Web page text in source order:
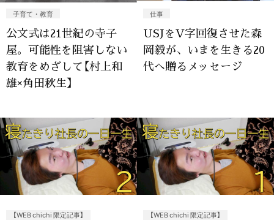
子育て・教育
公文式は21世紀の寺子
屋。可能性を阻害しない
教育をめざして【村上和
雄×角田秋生】
仕事
USJをV字回復させた森
岡毅が、いまを生きる20
代へ贈るメッセージ
【WEB chichi 限定記事】 【WEB chichi 限定記事】